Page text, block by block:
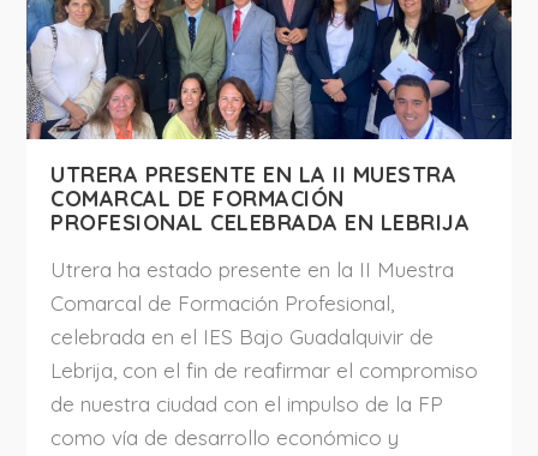
UTRERA PRESENTE EN LA II MUESTRA
COMARCAL DE FORMACIÓN
PROFESIONAL CELEBRADA EN LEBRIJA
Utrera ha estado presente en la II Muestra
Comarcal de Formación Profesional,
celebrada en el IES Bajo Guadalquivir de
Lebrija, con el fin de reafirmar el compromiso
de nuestra ciudad con el impulso de la FP
como vía de desarrollo económico y